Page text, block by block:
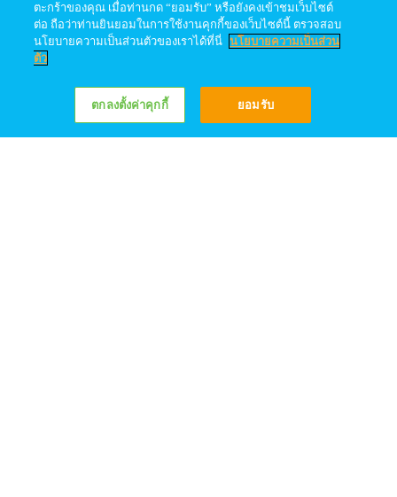
ตะกร้าของคุณ เมื่อท่านกด “ยอมรับ” หรือยังคงเข้าชมเว็บไซต์
ต่อ ถือว่าท่านยินยอมในการใช้งานคุกกี้ของเว็บไซต์นี้ ตรวจสอบ
นโยบายความเป็นส่วนตัวของเราได้ที่นี่ นโยบายความเป็นส่วน
ตัว
ตกลงตั้งค่าคุกกี้ ยอมรับ